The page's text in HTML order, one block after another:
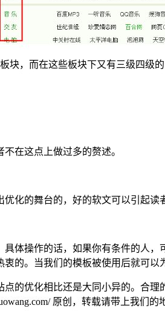
块，而在这些板块下又有三级四
在这点上做过多的赘述。
化的舞台的，好的软文可以引起读
体操作的话，如果你有条件的人
的。当我们的模板被使用后就可以
的优化相比还是大同小异的。合
原创，转载请带上我们的